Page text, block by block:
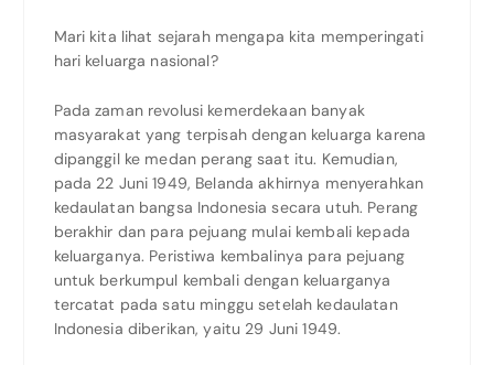
Mari kita lihat sejarah mengapa kita memperingati
hari keluarga nasional?
Pada zaman revolusi kemerdekaan banyak
masyarakat yang terpisah dengan keluarga karena
dipanggil ke medan perang saat itu. Kemudian,
pada 22 Juni 1949, Belanda akhirnya menyerahkan
kedaulatan bangsa Indonesia secara utuh. Perang
berakhir dan para pejuang mulai kembali kepada
keluarganya. Peristiwa kembalinya para pejuang
untuk berkumpul kembali dengan keluarganya
tercatat pada satu minggu setelah kedaulatan
Indonesia diberikan, yaitu 29 Juni 1949.